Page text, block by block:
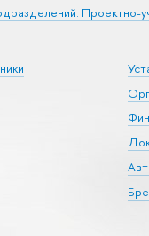
Проектно-